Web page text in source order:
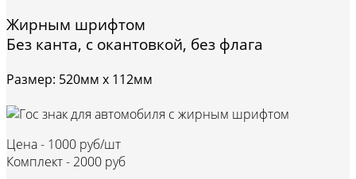
Жирным шрифтом
Без канта, с окантовкой, без флага
Размер: 520мм х 112мм
Цена - 1000 руб/шт
Комплект - 2000 руб